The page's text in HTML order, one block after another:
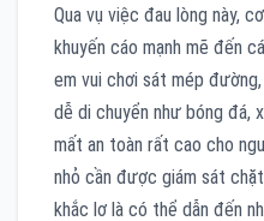
Qua vụ việc đau lòng này,
khuyến cáo mạnh mẽ đến
em vui chơi sát mép
dễ di chuyển như bóng đá,
mất an toàn rất cao cho
nhỏ cần được giám sát
khắc lơ là có thể dẫn đến